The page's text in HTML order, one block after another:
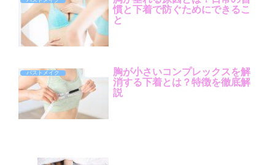
慣と下着で防ぐためにできるこ
と
バストメイク
胸が小さいコンプレックスを解
消する下着とは？特徴を徹底解
説